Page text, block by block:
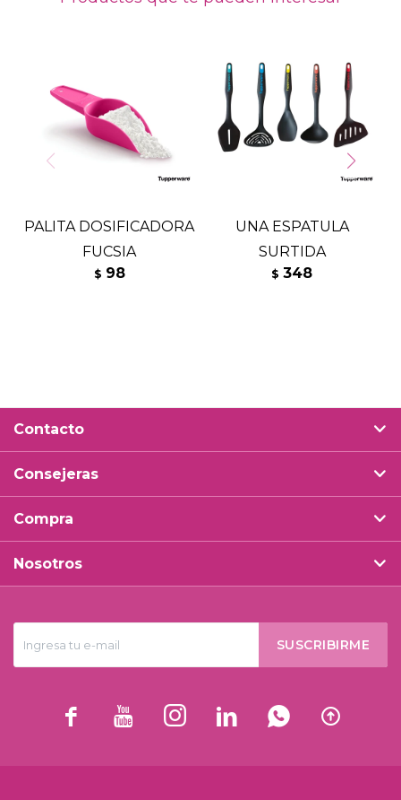
PALITA DOSIFICADORA
FUCSIA
$ 98
UNA ESPATULA
SURTIDA
$ 348
SUSCRIBIRME
     
Contacto
Consejeras
Compra
Nosotros